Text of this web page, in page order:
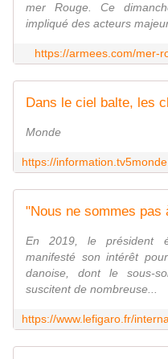
mer Rouge. Ce
impliqué des acteurs
https://armees.com/mer-
Monde
En 2019, le président
manifesté son intérêt
danoise, dont le sous-
suscitent de nombreuse...